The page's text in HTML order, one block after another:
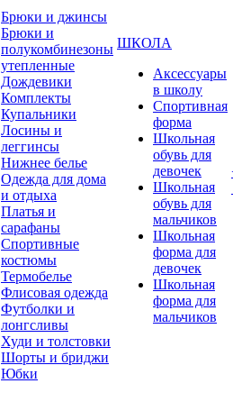
Брюки и джинсы
Брюки и
полукомбинезоны
утепленные
Дождевики
Комплекты
Купальники
Лосины и
леггинсы
Нижнее белье
Одежда для дома
и отдыха
Платья и
сарафаны
Спортивные
костюмы
Термобелье
Флисовая одежда
Футболки и
лонгсливы
Худи и толстовки
Шорты и бриджи
Юбки
ШКОЛА
Аксессуары
в школу
Спортивная
форма
Школьная
обувь для
девочек
Школьная
обувь для
мальчиков
Школьная
форма для
девочек
Школьная
форма для
мальчиков